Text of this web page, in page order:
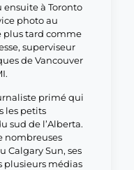
ensuite à Toronto
photo au
plus tard comme
superviseur
de Vancouver
primé qui
les petits
sud de l’Alberta.
nombreuses
Calgary Sun, ses
plusieurs médias